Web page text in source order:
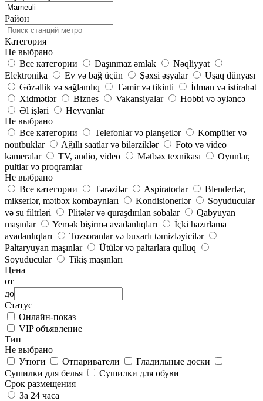
Район
Категория
Не выбрано
Все категории
Daşınmaz əmlak
Nəqliyyat
Elektronika
Ev və bağ üçün Şəxsi əşyalar
Uşaq dünyası
Gözəllik və sağlamlıq
Təmir və tikinti
İdman və istirahət
Xidmətlər
Biznes Vakansiyalar
Hobbi və əyləncə
Əl işləri
Heyvanlar
Не выбрано
Все категории
Telefonlar və planşetlər
Kompüter və
noutbuklar
Ağıllı saatlar və bilərziklər
Foto və video
kameralar
TV, audio, video Mətbəx texnikası
Oyunlar,
pultlar və proqramlar
Не выбрано
Все категории
Tərəzilər Aspiratorlar
Blenderlər,
mikserlər, mətbəx kombaynları
Kondisionerlər
Soyuducular
və su filtrləri
Plitələr və quraşdırılan sobalar
Qabyuyan
maşınlar
Yemək bişirmə avadanlıqları
İçki hazırlama
avadanlıqları
Tozsoranlar və buxarlı təmizləyicilər
Paltaryuyan maşınlar
Ütülər və paltarlara qulluq
Soyuducular
Tikiş maşınları
Цена
от
до
Статус
Онлайн-показ
VIP объявление
Тип
Не выбрано
Утюги
Отпариватели
Гладильные доски
Сушилки для белья
Сушилки для обуви
Срок размещения
За 24 часа